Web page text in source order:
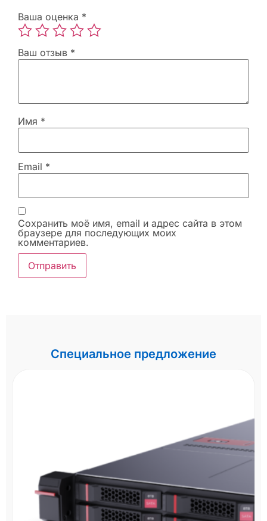
Ваша оценка *
Ваш отзыв *
Имя *
Email *
Сохранить моё имя, email и адрес сайта в этом
браузере для последующих моих
комментариев.
Специальное предложение